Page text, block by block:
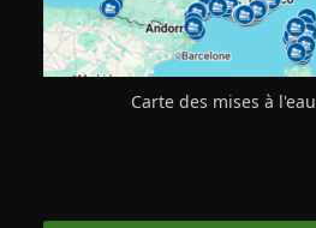
Carte des mises à l'eau